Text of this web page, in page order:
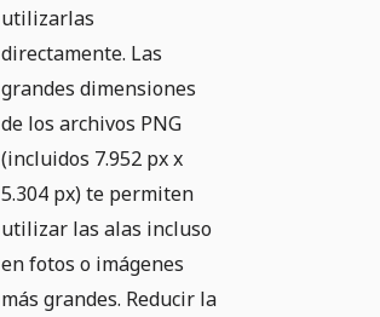
utilizarlas
directamente. Las
grandes dimensiones
de los archivos PNG
(incluidos 7.952 px x
5.304 px) te permiten
utilizar las alas incluso
en fotos o imágenes
más grandes. Reducir la